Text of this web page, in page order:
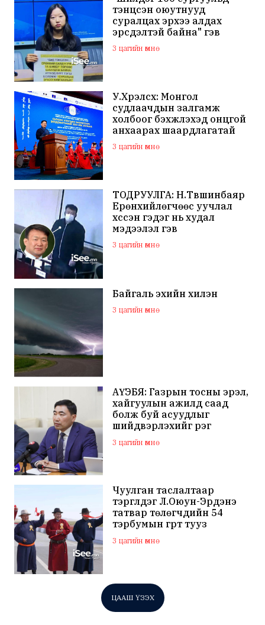
тэнцсэн оюутнууд
суралцах эрхээ алдах
эрсдэлтэй байна" гэв
3 цагийн өмнө
У.Хүрэлсүх: Монгол
судлаачдын залгамж
холбоог бэхжүүлэхэд онцгой
анхаарах шаардлагатай
3 цагийн өмнө
ТОДРУУЛГА: Н.Түвшинбаяр
Ерөнхийлөгчөөс уучлал
хүссэн гэдэг нь худал
мэдээлэл гэв
3 цагийн өмнө
Байгаль эхийн хилэн
3 цагийн өмнө
АҮЭБЯ: Газрын тосны эрэл,
хайгуулын ажилд саад
болж буй асуудлыг
шийдвэрлэхийг үүрэг
болголоо
3 цагийн өмнө
Чуулган таслалтаар
тэргүүлдэг Л.Оюун-Эрдэнэ
татвар төлөгчдийн 54
тэрбумын гүүрт тууз
хайчилж, өөрийн гавьяа
мэт пи-ар хийв
3 цагийн өмнө
ЦААШ ҮЗЭХ